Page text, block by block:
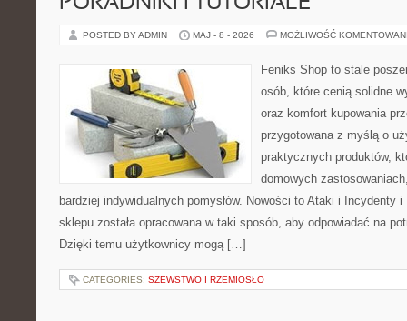
POSTED BY ADMIN MAJ - 8 - 2026 MOŻLIWOŚĆ
Feniks Shop to stale
osób, które cenią solidne
oraz komfort kupowania
przygotowana z myślą o
praktycznych produktów,
domowych
bardziej indywidualnych pomysłów. Nowości to Ataki i Incydenty
sklepu została opracowana w taki sposób, aby odpowiadać na
Dzięki temu użytkownicy mogą […]
CATEGORIES: SZEWSTWO I RZEMIOSŁO